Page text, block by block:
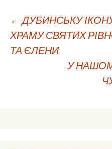
по
← ДУБИНСЬКУ
ХРАМУ СВЯТИХ
ТА ЄЛЕНИ
У